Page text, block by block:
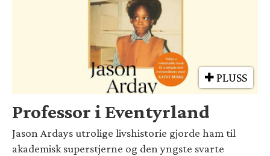
PLUSS
Professor i Eventyrland
Jason Ardays utrolige livshistorie gjorde ham til
akademisk superstjerne og den yngste svarte